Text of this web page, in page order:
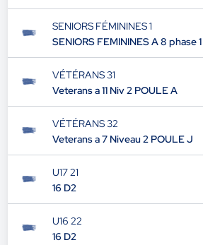
SENIORS FÉMININES 1
SENIORS FEMININES A 8 phase
VÉTÉRANS 31
Veterans a 11 Niv 2 POULE A
VÉTÉRANS 32
Veterans a 7 Niveau 2 POULE J
U17 21
16 D2
U16 22
16 D2